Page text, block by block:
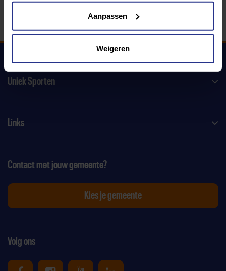
Aanpassen
Weigeren
Uniek Sporten
Links
Volg ons
Contact met jouw gemeente?
Kies je gemeente